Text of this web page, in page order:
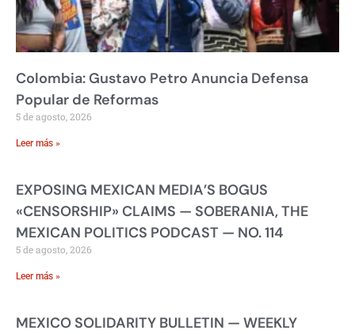
Colombia: Gustavo Petro Anuncia Defensa
Popular de Reformas
5 de agosto, 2026
Leer más »
EXPOSING MEXICAN MEDIA’S BOGUS
«CENSORSHIP» CLAIMS — SOBERANIA, THE
MEXICAN POLITICS PODCAST — NO. 114
5 de agosto, 2026
Leer más »
MEXICO SOLIDARITY BULLETIN — WEEKLY